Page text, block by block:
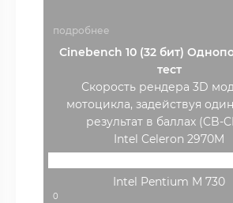
подробнее
Cinebench 10 (32 бит)
тест
Скорость рендера 3D
мотоцикла, задействуя
результат в баллах (CB-
Intel Celeron 2970M
Intel Pentium M 730
0